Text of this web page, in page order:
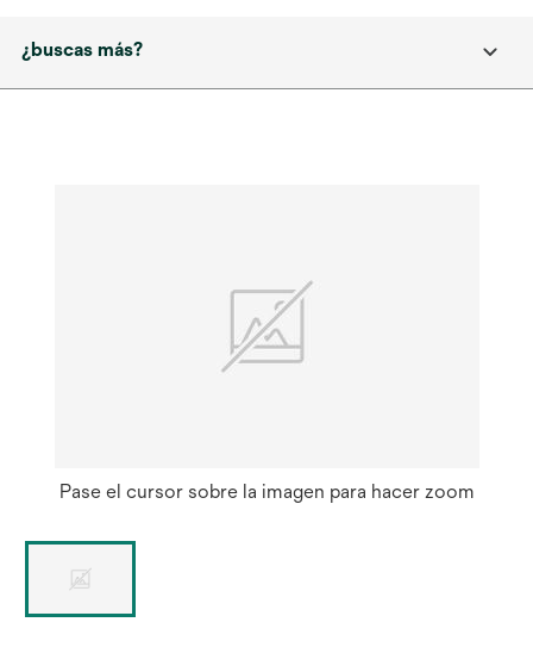
¿buscas más?
Pase el cursor sobre la imagen para hacer zoom